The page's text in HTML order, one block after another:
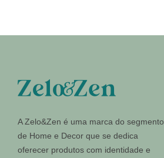
A Zelo&Zen é uma marca do segmento
de Home e Decor que se dedica
oferecer produtos com identidade e